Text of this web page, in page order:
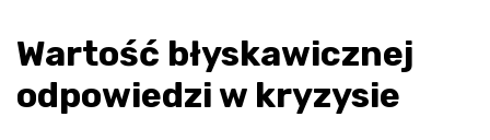
Wartość błyskawicznej
odpowiedzi w kryzysie